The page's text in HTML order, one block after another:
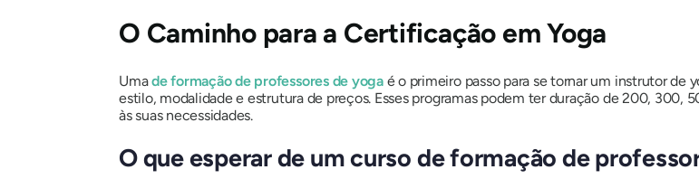
O Caminho para a Certificação em Yoga
Umade formação de professores de yogaé o primeiro passo para se tornar um instrutor de
estilo, modalidade e estrutura de preços. Esses programas podem ter duração de 200, 300,
às suas necessidades.
O que esperar de um curso de formação de